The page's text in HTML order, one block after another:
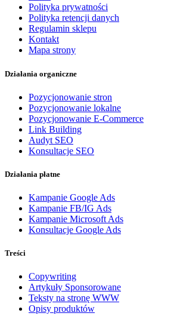
Polityka prywatności
Polityka retencji danych
Regulamin sklepu
Kontakt
Mapa strony
Działania organiczne
Pozycjonowanie stron
Pozycjonowanie lokalne
Pozycjonowanie E-Commerce
Link Building
Audyt SEO
Konsultacje SEO
Działania płatne
Kampanie Google Ads
Kampanie FB/IG Ads
Kampanie Microsoft Ads
Konsultacje Google Ads
Treści
Copywriting
Artykuły Sponsorowane
Teksty na stronę WWW
Opisy produktów